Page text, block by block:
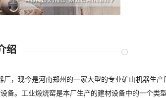
绍
，现今是河南郑州的一家大型的专业矿山机器生产
备。工业煅烧窑是本厂生产的建材设备中的一个类型